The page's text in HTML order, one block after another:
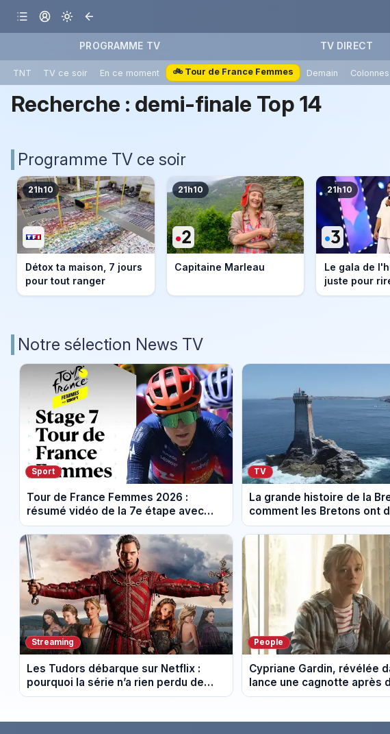
PROGRAMME TV TV DIRECT
TNT TV ce soir En ce moment 🚲 Tour de France Femmes Demain Colonnes
Recherche : demi-finale Top 14
Programme TV ce soir
21h10
Détox ta maison, 7 jours
pour tout ranger
21h10
Capitaine Marleau
21h10
Le gala de
juste pour
Notre sélection News TV
Sport
Tour de France Femmes 2026 :
résumé vidéo de la 7e étape avec
l'ascension du Mont Ventoux
TV
La grande histoire de la
comment les Bretons ont
leur culture au fil des
Streaming
Les Tudors débarque sur Netflix :
pourquoi la série n’a rien perdu de
son pouvoir
People
Cypriane Gardin, révélée
lance une cagnotte après
difficultés financières